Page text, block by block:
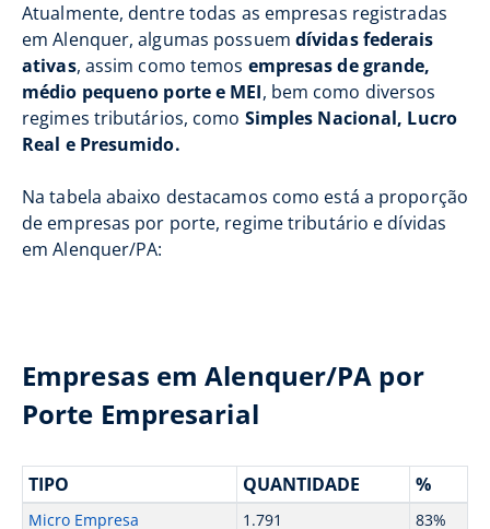
Atualmente, dentre todas as empresas registradas
em Alenquer, algumas possuem dívidas federais
ativas, assim como temos empresas de grande,
médio pequeno porte e MEI, bem como diversos
regimes tributários, como Simples Nacional, Lucro
Real e Presumido.
Na tabela abaixo destacamos como está a proporção
de empresas por porte, regime tributário e dívidas
em Alenquer/PA:
Empresas em Alenquer/PA por
Porte Empresarial
TIPO QUANTIDADE %
Micro Empresa 1.791
83%